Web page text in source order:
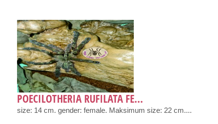
POECILOTHERIA RUFILATA FE...
size: 14 cm. gender: female. Maksimum size: 22 cm....